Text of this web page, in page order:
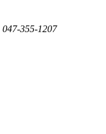
047-355-1207